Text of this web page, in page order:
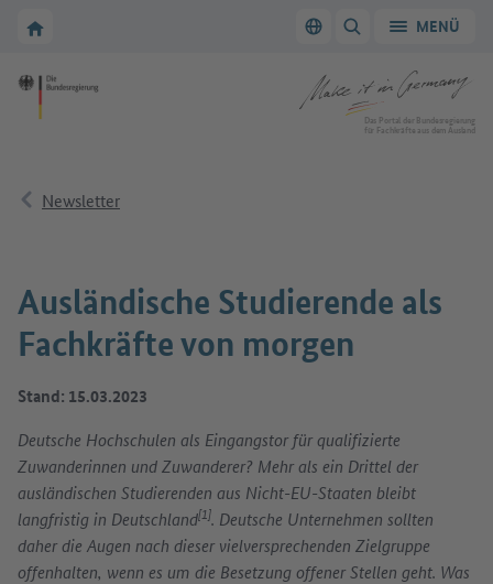
Zur Startseite von Make it in Germany Sprache wechseln
SUCHE ANZEIGEN/
MENÜ
Zur Startseite von Make it in GermanyDas Portal der Bundesregierung
für Fachkräfte aus dem Ausland
Newsletter
Ausländische Studierende als
Fachkräfte von morgen
Stand: 15.03.2023
Deutsche Hochschulen als Eingangstor für qualifizierte
Zuwanderinnen und Zuwanderer? Mehr als ein Drittel der
ausländischen Studierenden aus Nicht-EU-Staaten bleibt
langfristig in Deutschland[1]. Deutsche Unternehmen sollten
daher die Augen nach dieser vielversprechenden Zielgruppe
offenhalten, wenn es um die Besetzung offener Stellen geht. Was